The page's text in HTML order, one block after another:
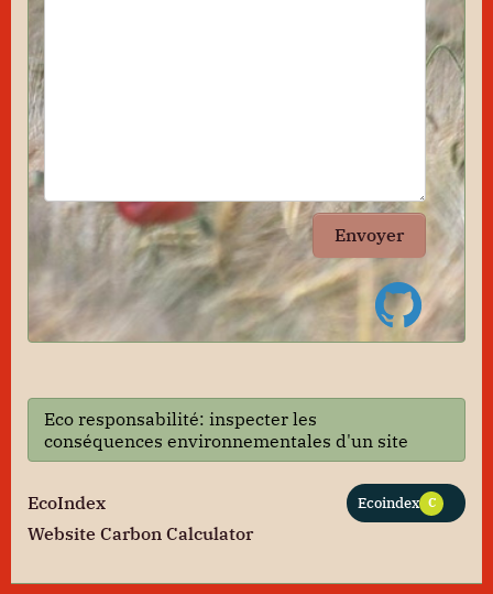
Envoyer
Eco responsabilité: inspecter les
conséquences environnementales d'un site
EcoIndex Ecoindex C
Website Carbon Calculator